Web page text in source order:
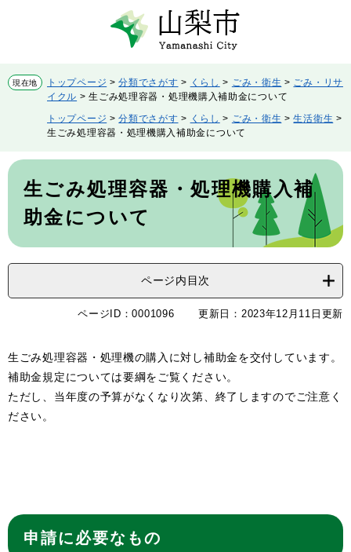
先
頭
を
飛
文
現在地 トップページ >分類でさがす > くらし > ごみ・衛生 > ごみ・リサ
イクル >生ごみ処理容器・処理機購入補助金について
トップページ >分類でさがす > くらし > ごみ・衛生 >生活衛生 >
生ごみ処理容器・処理機購入補助金について
本
生ごみ処理容器・処理機購入補
助金について
ページ内目次
ページID：0001096 更新日：2023年12月11日更新
生ごみ処理容器・処理機の購入に対し補助金を交付しています。
補助金規定については要綱をご覧ください。
ただし、当年度の予算がなくなり次第、終了しますのでご注意く
ださい。
申請に必要なもの